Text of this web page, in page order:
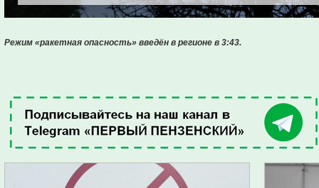
Режим «ракетная опасность» введён в регионе в 3:43.